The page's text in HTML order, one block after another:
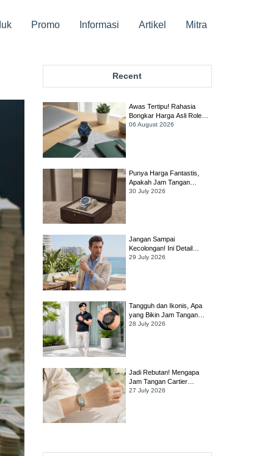
Promo Informasi Artikel Mitra
Recent
Awas Tertipu! Rahasia
Bongkar Harga Asli Rolex
Sky-Dweller Biar Gak Rugi
06 August 2026
Punya Harga Fantastis,
Apakah Jam Tangan
Audemars Piguet Royal
30 July 2026
Jangan Sampai
Kecolongan! Ini Detail
Penting yang Harus Dicek
29 July 2026
Tangguh dan Ikonis, Apa
yang Bikin Jam Tangan
TAG Heuer Formula 1
28 July 2026
Jadi Rebutan! Mengapa
Jam Tangan Cartier
Panthère Diburu Para
27 July 2026